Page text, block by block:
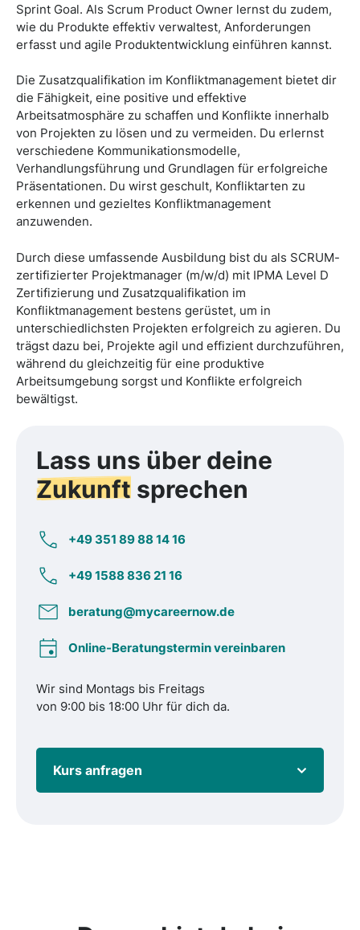
Sprint Goal. Als Scrum Product Owner lernst du zudem,
wie du Produkte effektiv verwaltest, Anforderungen
erfasst und agile Produktentwicklung einführen kannst.
Die Zusatzqualifikation im Konfliktmanagement bietet dir
die Fähigkeit, eine positive und effektive
Arbeitsatmosphäre zu schaffen und Konflikte innerhalb
von Projekten zu lösen und zu vermeiden. Du erlernst
verschiedene Kommunikationsmodelle,
Verhandlungsführung und Grundlagen für erfolgreiche
Präsentationen. Du wirst geschult, Konfliktarten zu
erkennen und gezieltes Konfliktmanagement
anzuwenden.
Durch diese umfassende Ausbildung bist du als SCRUM-
zertifizierter Projektmanager (m/w/d) mit IPMA Level D
Zertifizierung und Zusatzqualifikation im
Konfliktmanagement bestens gerüstet, um in
unterschiedlichsten Projekten erfolgreich zu agieren. Du
trägst dazu bei, Projekte agil und effizient durchzuführen,
während du gleichzeitig für eine produktive
Arbeitsumgebung sorgst und Konflikte erfolgreich
bewältigst.
Lass uns über deine
Zukunft sprechen
+49 351 89 88 14 16
+49 1588 836 21 16
beratung@mycareernow.de
Online-Beratungstermin vereinbaren
Wir sind Montags bis Freitags
von 9:00 bis 18:00 Uhr für dich da.
Kurs anfragen